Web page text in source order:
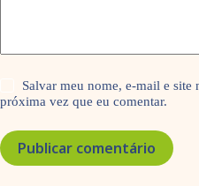
Salvar meu nome, e-mail e site
próxima vez que eu comentar.
Publicar comentário